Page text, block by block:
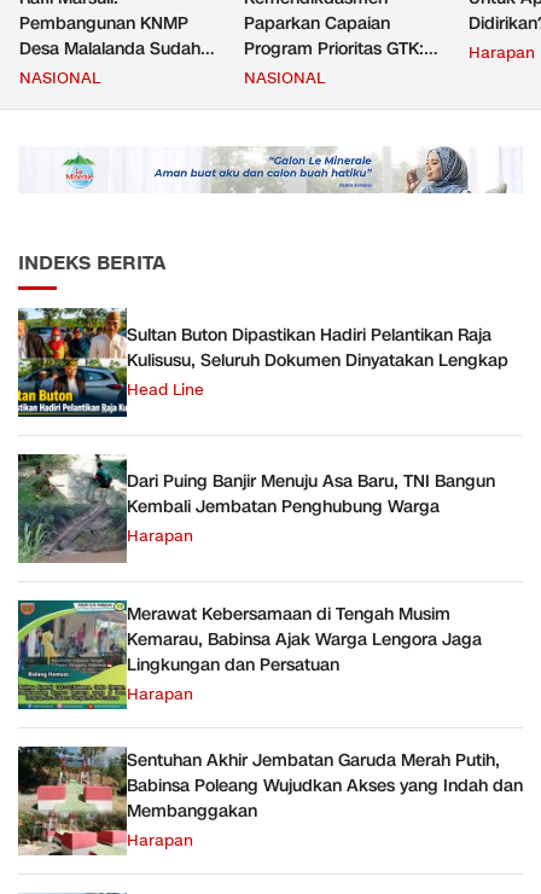
Pembangunan KNMP
Desa Malalanda Sudah
Mencapai 69 Persen dan
JMD dan JMF
NASIONAL
Paparkan Capaian
Program Prioritas GTK:
Kompetensi Meningkat,
NASIONAL
Harapan
INDEKS BERITA
Sultan Buton Dipastikan Hadiri Pelantikan Raja
Kulisusu, Seluruh Dokumen Dinyatakan Lengkap
Head Line
Dari Puing Banjir Menuju Asa Baru, TNI Bangun
Kembali Jembatan Penghubung Warga
Harapan
Merawat Kebersamaan di Tengah Musim
Kemarau, Babinsa Ajak Warga Lengora Jaga
Lingkungan dan Persatuan
Harapan
Sentuhan Akhir Jembatan Garuda Merah Putih,
Babinsa Poleang Wujudkan Akses yang Indah dan
Membanggakan
Harapan